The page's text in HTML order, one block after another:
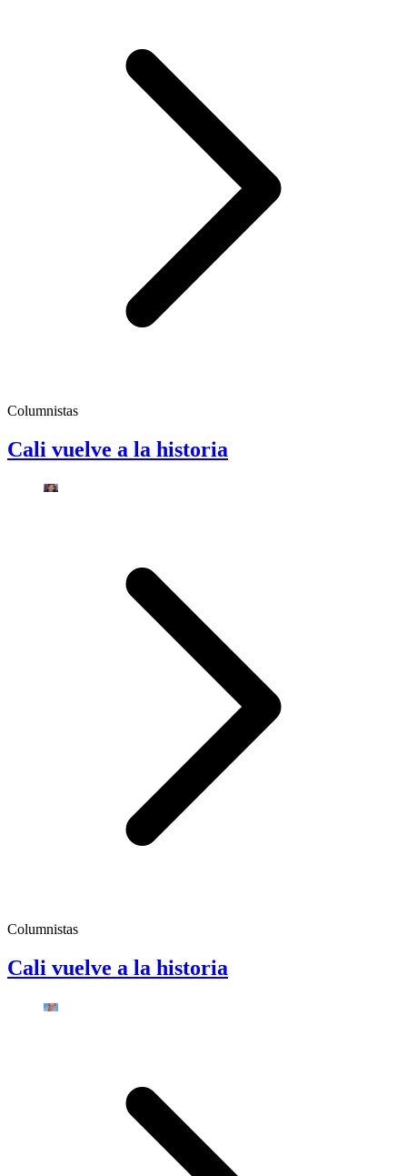
Columnistas
Cali vuelve a la historia
Columnistas
Cali vuelve a la historia